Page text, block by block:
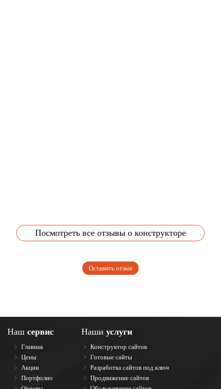
Посмотреть все отзывы о конструкторе
Оставить отзыв
Наш сервис
Главная
Цены
Акции
Портфолио
Наши услуги
Конструктор сайтов
Готовые сайты
Разработка сайтов под ключ
Продвижение сайтов